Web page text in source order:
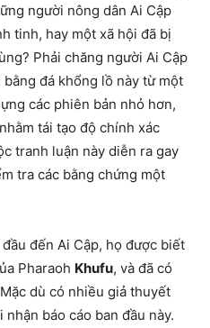
người nông dân Ai Cập
tinh, hay một xã hội đã bị
Phải chăng người Ai Cập
đá khổng lồ này từ một
các phiên bản nhỏ hơn,
tái tạo độ chính xác
tranh luận này diễn ra gay
tra các bằng chứng một
đến Ai Cập, họ được biết
Pharaoh Khufu, và đã có
dù có nhiều giả thuyết
báo cáo ban đầu này.